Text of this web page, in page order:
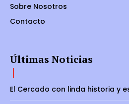
Sobre Nosotros
Contacto
Últimas Noticias
El Cercado con linda historia y